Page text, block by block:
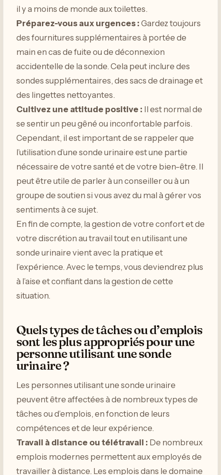
il y a moins de monde aux toilettes.
Préparez-vous aux urgences : Gardez toujours
des fournitures supplémentaires à portée de
main en cas de fuite ou de déconnexion
accidentelle de la sonde. Cela peut inclure des
sondes supplémentaires, des sacs de drainage et
des lingettes nettoyantes.
Cultivez une attitude positive : Il est normal de
se sentir un peu gêné ou inconfortable parfois.
Cependant, il est important de se rappeler que
l’utilisation d’une sonde urinaire est une partie
nécessaire de votre santé et de votre bien-être. Il
peut être utile de parler à un conseiller ou à un
groupe de soutien si vous avez du mal à gérer vos
sentiments à ce sujet.
En fin de compte, la gestion de votre confort et de
votre discrétion au travail tout en utilisant une
sonde urinaire vient avec la pratique et
l’expérience. Avec le temps, vous deviendrez plus
à l’aise et confiant dans la gestion de cette
situation.
Quels types de tâches ou d’emplois
sont les plus appropriés pour une
personne utilisant une sonde
urinaire ?
Les personnes utilisant une sonde urinaire
peuvent être affectées à de nombreux types de
tâches ou d’emplois, en fonction de leurs
compétences et de leur expérience.
Travail à distance ou télétravail : De nombreux
emplois modernes permettent aux employés de
travailler à distance. Les emplois dans le domaine